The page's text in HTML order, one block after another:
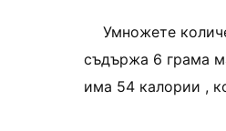
Умножете
съдържа 6 грама
има 54 калории ,